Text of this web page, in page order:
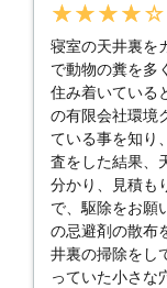
★★★★★
寝室の天井裏を
で動物の糞を多
住み着いている
の有限会社環境
ている事を知り
査をした結果、
分かり、見積も
で、駆除をお願
の忌避剤の散布
井裏の掃除をし
っていた小さな